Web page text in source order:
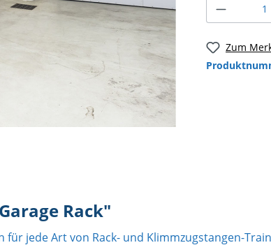
Zum
Rack"
jede Art von Rack- und Klimmzugstangen-